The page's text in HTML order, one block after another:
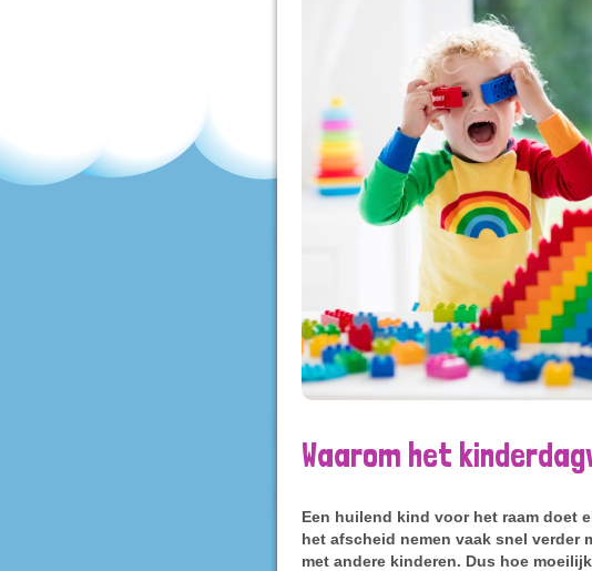
Waarom het
Een huilend kind voor het raam doet
het afscheid nemen vaak snel verder
met andere kinderen. Dus hoe